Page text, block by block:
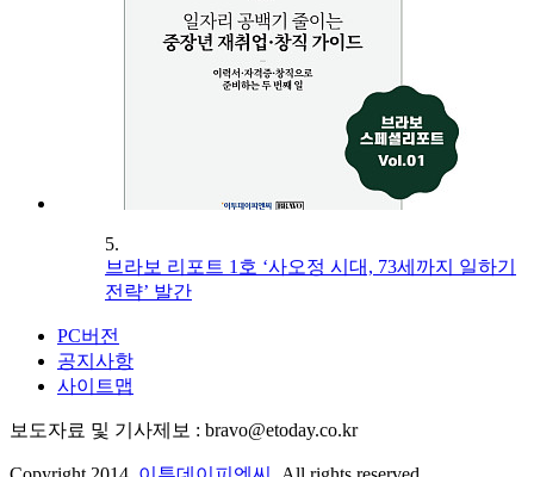
5.
브라보 리포트 1호 ‘사오정 시대, 73세까지 일하기
전략’ 발간
PC버전
공지사항
사이트맵
보도자료 및 기사제보 : bravo@etoday.co.kr